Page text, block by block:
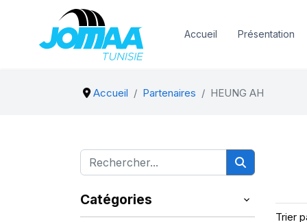
Accueil Présentation
Accueil Partenaires HEUNG AH
Catégories
Trier